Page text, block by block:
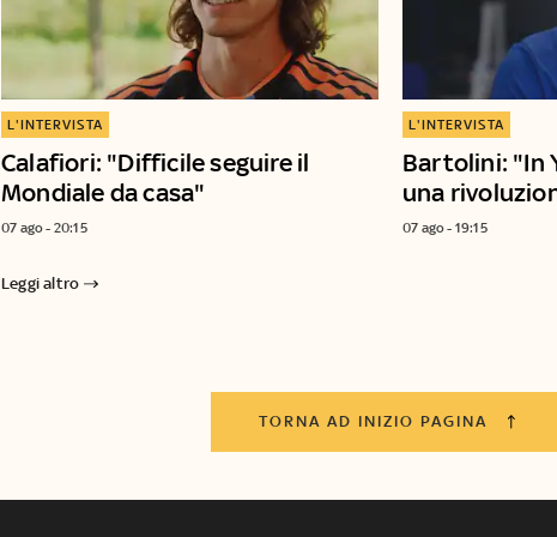
Calafiori: "Difficile seguire il
Mondiale da casa"
L'INTERVISTA
07 ago - 20:15
Bartolini: "In
una
L'INTERVISTA
07 ago - 19:15
Leggi altro
TORNA AD INIZIO PAGINA